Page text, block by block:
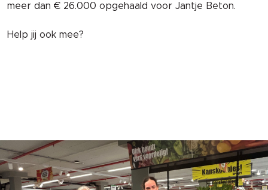
meer dan € 26.000 opgehaald voor Jantje Beton.
Help jij ook mee?